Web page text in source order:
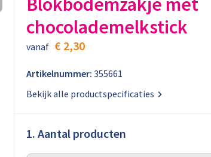
chocolademelkstick
vanaf € 2,30
Artikelnummer: 355661
Bekijk alle productspecificaties
1. Aantal producten